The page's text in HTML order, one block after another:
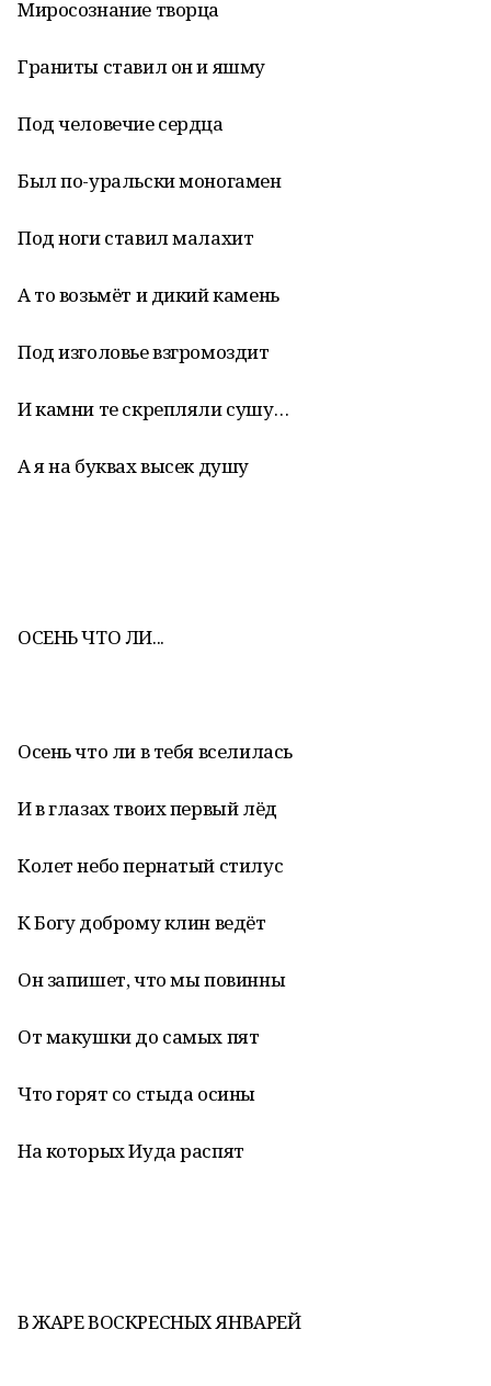
Миросознание творца
Граниты ставил он и яшму
Под человечие сердца
Был по-уральски моногамен
Под ноги ставил малахит
А то возьмёт и дикий камень
Под изголовье взгромоздит
И камни те скрепляли сушу…
А я на буквах высек душу
ОСЕНЬ ЧТО ЛИ...
Осень что ли в тебя вселилась
И в глазах твоих первый лёд
Колет небо пернатый стилус
К Богу доброму клин ведёт
Он запишет, что мы повинны
От макушки до самых пят
Что горят со стыда осины
На которых Иуда распят
В ЖАРЕ ВОСКРЕСНЫХ ЯНВАРЕЙ